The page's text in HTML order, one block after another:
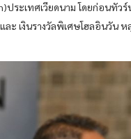
ะเทศเวียดนาม โดยก่อนทัวร์
ละ เงินรางวัลพิเศษโฮลอินวัน